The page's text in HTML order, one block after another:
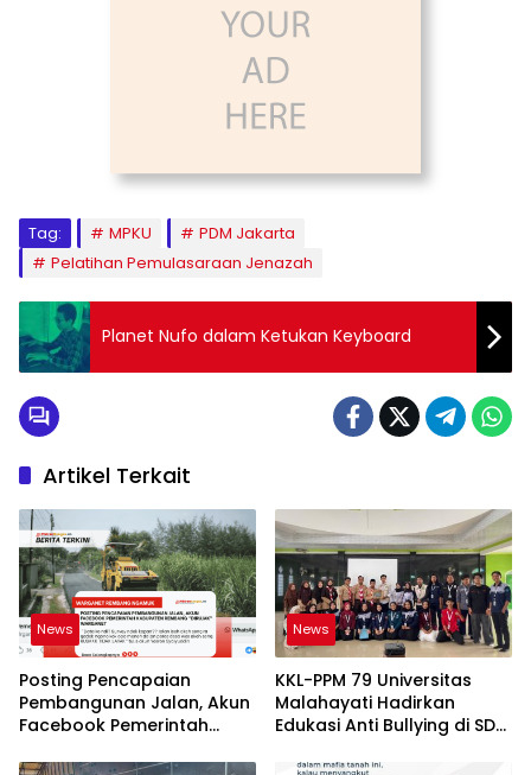
Tag: MPKU
PDM Jakarta
Pelatihan Pemulasaraan Jenazah
Planet Nufo dalam Ketukan Keyboard
Artikel Terkait
News
Posting Pencapaian
Pembangunan Jalan, Akun
Facebook Pemerintah
News
KKL-PPM 79 Universitas
Malahayati Hadirkan
Edukasi Anti Bullying di SD